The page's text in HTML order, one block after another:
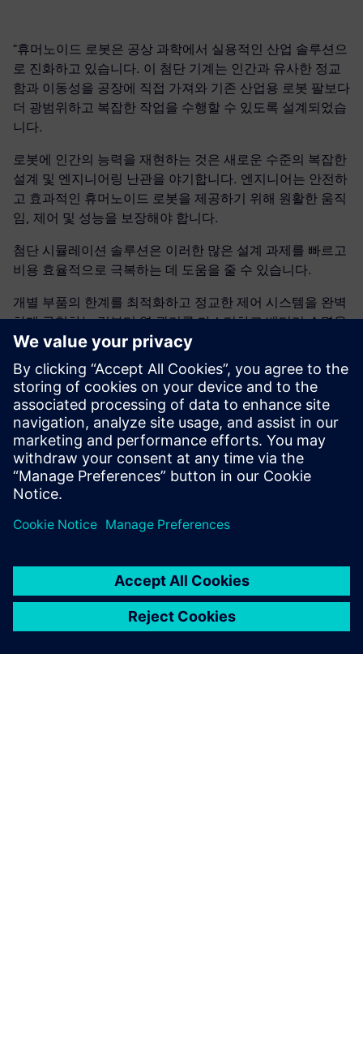
"휴머노이드 로봇은 공상 과학에서 실용적인 산업 솔루션으
로 진화하고 있습니다. 이 첨단 기계는 인간과 유사한 정교
함과 이동성을 공장에 직접 가져와 기존 산업용 로봇 팔보다
더 광범위하고 복잡한 작업을 수행할 수 있도록 설계되었습
니다.
로봇에 인간의 능력을 재현하는 것은 새로운 수준의 복잡한
설계 및 엔지니어링 난관을 야기합니다. 엔지니어는 안전하
고 효과적인 휴머노이드 로봇을 제공하기 위해 원활한 움직
임, 제어 및 성능을 보장해야 합니다.
첨단 시뮬레이션 솔루션은 이러한 많은 설계 과제를 빠르고
비용 효율적으로 극복하는 데 도움을 줄 수 있습니다.
개별 부품의 한계를 최적화하고 정교한 제어 시스템을 완벽
하게 구현하는 것부터 열 관리를 마스터하고 배터리 수명을
극대화하는 것까지, 시뮬레이션 소프트웨어는 엔지니어가
혁신적이고 신뢰할 수 있는 휴머노이드 로봇을 개발할 수 있
도록 지원합니다.
이 eBook은 시뮬레이션 솔루션이 다재다능하고 적응력 있
는 휴머노이드 로봇의 개발을 공장 현장에 맞춰 준비하는 모
든 방법을 간략하게 소개합니다."
공유